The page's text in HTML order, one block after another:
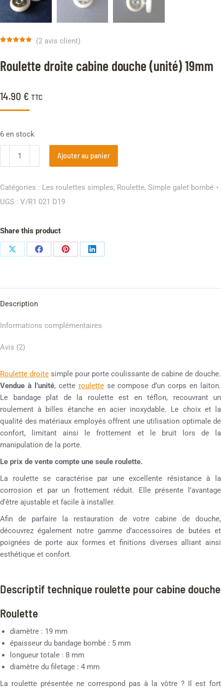
Roulette droite cabine douche (unité) 19mm
14.90 € TTC
sur
notations
(2avis client)
6 en stock
Ajouter au panier
Catégories : Les roulettes simples, Roulette, Simple galet bombé
UGS : V/R1 021 D19
Share this product
Description
Informations complémentaires
Avis (2)
Roulette droite simple pour porte coulissante de cabine de douche.
Vendue à l’unité, cette roulettese compose d’un corps en laiton.
Le bandage plat de la roulette est en téflon, recouvrant un
roulement à billes étanche en acier inoxydable. Le choix et la
qualité des matériaux employés offrent une utilisation optimale de
confort, limitant ainsi le frottement et le bruit lors de la
manipulation de la porte.
Le prix de vente compte une seule roulette.
La roulette se caractérise par une excellente résistance à la
corrosion et par un frottement réduit. Elle présente l’avantage
d’être ajustable et facile à installer.
Afin de parfaire la restauration de votre cabine de douche,
découvrez également notre gamme d’accessoires de butées et
poignées de porte aux formes et finitions diverses alliant ainsi
esthétique et confort.
Descriptif technique roulette pour cabine douche
Roulette
diamètre : 19 mm
épaisseur du bandage bombé : 5 mm
longueur totale : 8 mm
diamètre du filetage : 4 mm
La roulette présentée ne correspond pas à la vôtre ? Il est fort